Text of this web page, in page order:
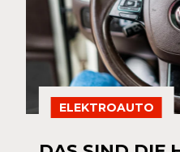
ELEKTROAUTO